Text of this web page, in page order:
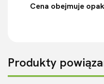
Cena obejmuje
Produkty